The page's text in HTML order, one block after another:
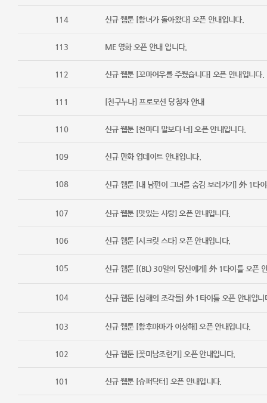
114 신규 웹툰 [황녀가 돌아왔다] 오픈 안내입니다.
113 ME 영화 오픈 안내 입니다.
112 신규 웹툰 [꼬마여우를 주웠습니다] 오픈 안내입니다.
111 [친구누나] 프로모션 당첨자 안내
110 신규 웹툰 [천마디 말보다 너] 오픈 안내입니다.
109 신규 만화 업데이트 안내입니다.
108 신규 웹툰 [내 남편이 그녀를 숨김 보러가기] 外 1타
107 신규 웹툰 [맛있는 사랑] 오픈 안내입니다.
106 신규 웹툰 [시크릿 스타] 오픈 안내입니다.
105 신규 웹툰 [(BL) 30일의 당신에게] 外 1타이틀 오픈
104 신규 웹툰 [심해의 조각들] 外 1타이틀 오픈 안내입니
103 신규 웹툰 [황후마마가 이상해] 오픈 안내입니다.
102 신규 웹툰 [꽃미남조련기] 오픈 안내입니다.
101 신규 웹툰 [슈퍼닥터] 오픈 안내입니다.